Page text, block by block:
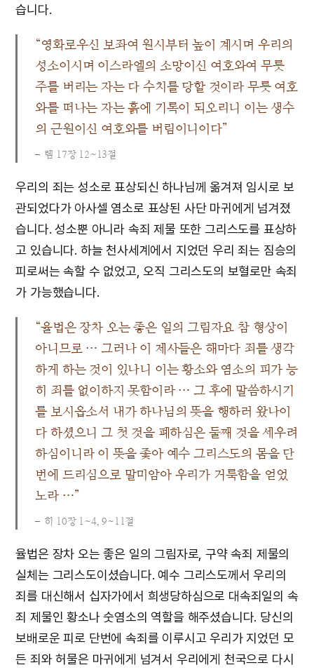
습니다.
“영화로우신 보좌여 원시부터 높이 계시며 우리의
성소이시며 이스라엘의 소망이신 여호와여 무릇
주를 버리는 자는 다 수치를 당할 것이라 무릇 여호
와를 떠나는 자는 흙에 기록이 되오리니 이는 생수
의 근원이신 여호와를 버림이니이다”
렘 17장 12~13절
우리의 죄는 성소로 표상되신 하나님께 옮겨져 임시로 보
관되었다가 아사셀 염소로 표상된 사단 마귀에게 넘겨졌
습니다. 성소뿐 아니라 속죄 제물 또한 그리스도를 표상하
고 있습니다. 하늘 천사세계에서 지었던 우리 죄는 짐승의
피로써는 속할 수 없었고, 오직 그리스도의 보혈로만 속죄
가 가능했습니다.
“율법은 장차 오는 좋은 일의 그림자요 참 형상이
아니므로 … 그러나 이 제사들은 해마다 죄를 생각
하게 하는 것이 있나니 이는 황소와 염소의 피가 능
히 죄를 없이하지 못함이라 … 그 후에 말씀하시기
를 보시옵소서 내가 하나님의 뜻을 행하러 왔나이
다 하셨으니 그 첫 것을 폐하심은 둘째 것을 세우려
하심이니라 이 뜻을 좇아 예수 그리스도의 몸을 단
번에 드리심으로 말미암아 우리가 거룩함을 얻었
노라 …”
히 10장 1~4, 9~11절
율법은 장차 오는 좋은 일의 그림자로, 구약 속죄 제물의
실체는 그리스도이셨습니다. 예수 그리스도께서 우리의
죄를 대신해서 십자가에서 희생당하심으로 대속죄일의 속
죄 제물인 황소나 숫염소의 역할을 해주셨습니다. 당신의
보배로운 피로 단번에 속죄를 이루시고 우리가 지었던 모
든 죄와 허물은 마귀에게 넘겨서 우리에게 천국으로 다시